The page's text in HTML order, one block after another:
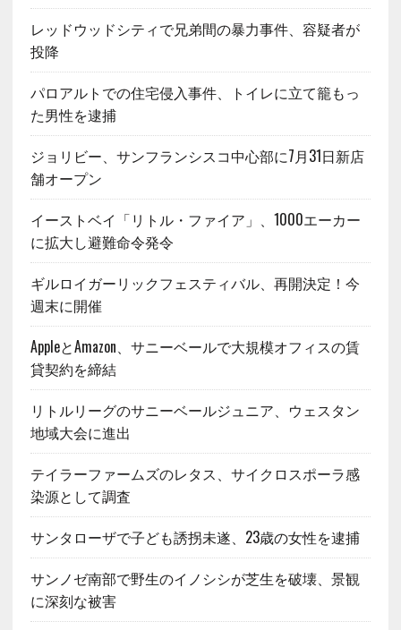
レッドウッドシティで兄弟間の暴力事件、容疑者が
投降
パロアルトでの住宅侵入事件、トイレに立て籠もっ
た男性を逮捕
ジョリビー、サンフランシスコ中心部に7月31日新店
舗オープン
イーストベイ「リトル・ファイア」、1000エーカー
に拡大し避難命令発令
ギルロイガーリックフェスティバル、再開決定！今
週末に開催
AppleとAmazon、サニーベールで大規模オフィスの賃
貸契約を締結
リトルリーグのサニーベールジュニア、ウェスタン
地域大会に進出
テイラーファームズのレタス、サイクロスポーラ感
染源として調査
サンタローザで子ども誘拐未遂、23歳の女性を逮捕
サンノゼ南部で野生のイノシシが芝生を破壊、景観
に深刻な被害